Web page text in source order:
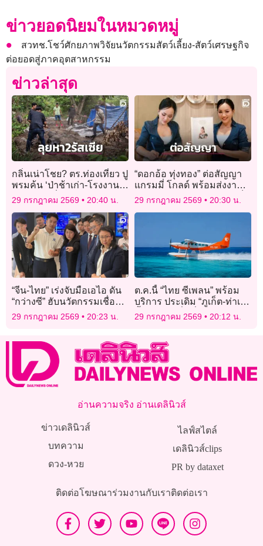
ข่าวยอดนิยมในหมวดหมู่
สวทช.โชว์ศักยภาพวิจัยนวัตกรรมสัตว์เลี้ยง-สัตว์เศรษฐกิจ
ต่อยอดสู่ภาคอุตสาหกรรม
ข่าวล่าสุด
กลิ่นเน่าโชย? ตร.ท่องเที่ยว ปู
พรมค้น ‘ป่าช้าเก่า-โรงงาน
ร้าง’ หา 2พี่น้องรัสเซีย
29 กรกฎาคม 2569 20:40 น.
“ดอกอ้อ ทุ่งทอง” ต่อสัญญา
แกรมมี่ โกลด์ พร้อมส่งงาน
เพลงใหม่แทนคำขอบคุณเร็ว
29 กรกฎาคม 2569 20:30 น.
“จีน-ไทย” เร่งจับมือเอไอ ดัน
“กว่างซี” ฮับนวัตกรรมเชื่อม
อาเซียน
29 กรกฎาคม 2569 20:23 น.
ต.ค.นี้ “ไทย ซีเพลน” พร้อม
บริการ ประเดิม “ภูเก็ต-ท่าเรือ
น้ำลึก-กระบี่” เริ่ม 4-5 พัน
บาท/คน/เที่ยว
29 กรกฎาคม 2569 20:12 น.
อ่านความจริง อ่านเดลินิวส์
ข่าวเดลินิวส์
บทความ
ดวง-หวย
ไลฟ์สไตล์
เดลินิวส์clips
PR by dataxet
ติดต่อโฆษณาร่วมงานกับเราติดต่อเรา